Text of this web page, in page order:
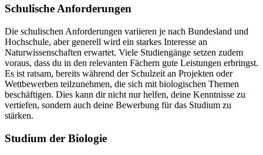
Schulische Anforderungen
Die schulischen Anforderungen variieren je nach Bundesland und
Hochschule, aber generell wird ein starkes Interesse an
Naturwissenschaften erwartet. Viele Studiengänge setzen zudem
voraus, dass du in den relevanten Fächern gute Leistungen erbringst.
Es ist ratsam, bereits während der Schulzeit an Projekten oder
Wettbewerben teilzunehmen, die sich mit biologischen Themen
beschäftigen. Dies kann dir nicht nur helfen, deine Kenntnisse zu
vertiefen, sondern auch deine Bewerbung für das Studium zu
stärken.
Studium der Biologie